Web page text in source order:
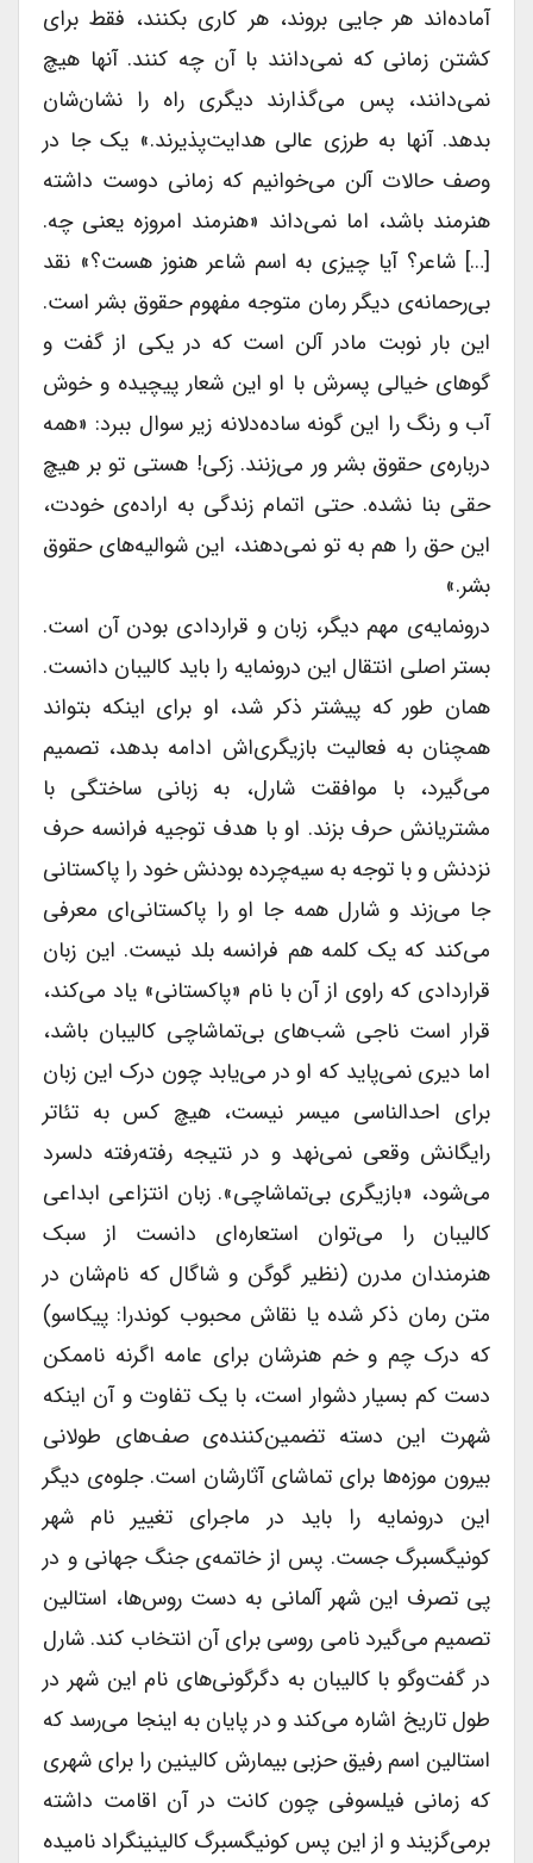
آماده‌اند هر جایی بروند، هر کاری بکنند، فقط برای
کشتن زمانی که نمی‌دانند با آن چه کنند. آنها هیچ
نمی‌دانند، پس می‌گذارند دیگری راه را نشان‌شان
بدهد. آنها به طرزی عالی هدایت‌پذیرند.» یک جا در
وصف حالات آلن می‌خوانیم که زمانی دوست داشته
هنرمند باشد، اما نمی‌داند «هنرمند امروزه یعنی چه.
[…] شاعر؟ آیا چیزی به اسم شاعر هنوز هست؟» نقد
بی‌رحمانه‌ی دیگر رمان متوجه مفهوم حقوق بشر است.
این بار نوبت مادر آلن است که در یکی از گفت و
گوهای خیالی پسرش با او این شعار پیچیده و خوش
آب و رنگ را این گونه ساده‌دلانه زیر سوال ببرد: «همه
درباره‌ی حقوق بشر ور می‌زنند. زکی! هستی تو بر هیچ
حقی بنا نشده. حتی اتمام زندگی به اراده‌ی خودت،
این حق را هم به تو نمی‌دهند، این شوالیه‌های حقوق
بشر.»
درونمایه‌ی مهم دیگر، زبان و قراردادی بودن آن است.
بستر اصلی انتقال این درونمایه را باید کالیبان دانست.
همان طور که پیشتر ذکر شد، او برای اینکه بتواند
همچنان به فعالیت بازیگری‌اش ادامه بدهد، تصمیم
می‌گیرد، با موافقت شارل، به زبانی ساختگی با
مشتریانش حرف بزند. او با هدف توجیه فرانسه حرف
نزدنش و با توجه به سیه‌چرده بودنش خود را پاکستانی
جا می‌زند و شارل همه جا او را پاکستانی‌ای معرفی
می‌کند که یک کلمه هم فرانسه بلد نیست. این زبان
قراردادی که راوی از آن با نام «پاکستانی» یاد می‌کند،
قرار است ناجی شب‌های بی‌تماشاچی کالیبان باشد،
اما دیری نمی‌پاید که او در می‌یابد چون درک این زبان
برای احدالناسی میسر نیست، هیچ کس به تئاتر
رایگانش وقعی نمی‌نهد و در نتیجه رفته‌رفته دلسرد
می‌شود، «بازیگری بی‌تماشاچی». زبان انتزاعی ابداعی
کالیبان را می‌توان استعاره‌ای دانست از سبک
هنرمندان مدرن (نظیر گوگن و شاگال که نام‌شان در
متن رمان ذکر شده یا نقاش محبوب کوندرا: پیکاسو)
که درک چم و خم هنرشان برای عامه اگرنه ناممکن
دست کم بسیار دشوار است، با یک تفاوت و آن اینکه
شهرت این دسته تضمین‌کننده‌ی صف‌های طولانی
بیرون موزه‌ها برای تماشای آثارشان است. جلوه‌ی دیگر
این درونمایه را باید در ماجرای تغییر نام شهر
کونیگسبرگ جست. پس از خاتمه‌ی جنگ جهانی و در
پی تصرف این شهر آلمانی به دست روس‌ها، استالین
تصمیم می‌گیرد نامی ‌روسی برای آن انتخاب کند. شارل
در گفت‌و‌گو با کالیبان به دگرگونی‌های نام این شهر در
طول تاریخ اشاره می‌کند و در پایان به اینجا می‌رسد که
استالین اسم رفیق حزبی بیمارش کالینین را برای شهری
که زمانی فیلسوفی چون کانت در آن اقامت داشته
بر‌می‌گزیند و از این پس کونیگسبرگ کالینینگراد نامیده